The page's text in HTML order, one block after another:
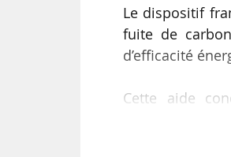
Le dispositif
fuite de
d’efficacité
Cette aide
exposées à